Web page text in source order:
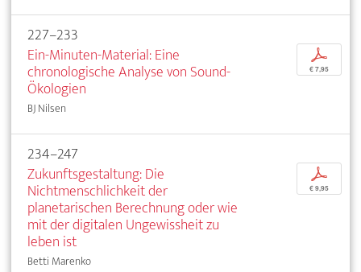
227–233
Ein-Minuten-Material: Eine
chronologische Analyse von Sound-
Ökologien
BJ Nilsen
p
€ 7,95
234–247
Zukunftsgestaltung: Die
Nichtmenschlichkeit der
planetarischen Berechnung oder wie
mit der digitalen Ungewissheit zu
leben ist
Betti Marenko
p
€ 9,95